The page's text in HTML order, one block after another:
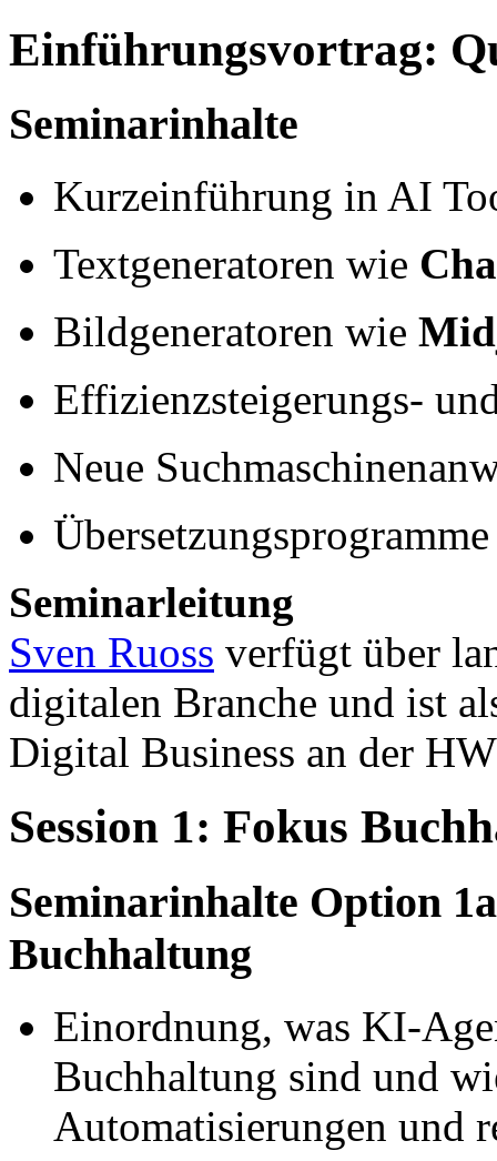
Einführungsvortrag:
Seminarinhalte
Kurzeinführung in AI
Textgeneratoren wie
Bildgeneratoren wie
Effizienzsteigerungs-
Neue
Übersetzungsprogramme
Seminarleitung
Sven Ruoss verfügt über
digitalen Branche und ist
Digital Business an der
Session 1: Fokus
Seminarinhalte Option
Buchhaltung
Einordnung, was KI-
Buchhaltung sind und
Automatisierungen und